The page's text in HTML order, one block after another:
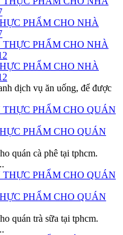
PHẨM CHO NHÀ
PHẨM CHO NHÀ
dịch vụ ăn uống, để được
PHẨM CHO QUÁN
quán cà phê tại tphcm.
PHẨM CHO QUÁN
quán trà sữa tại tphcm.